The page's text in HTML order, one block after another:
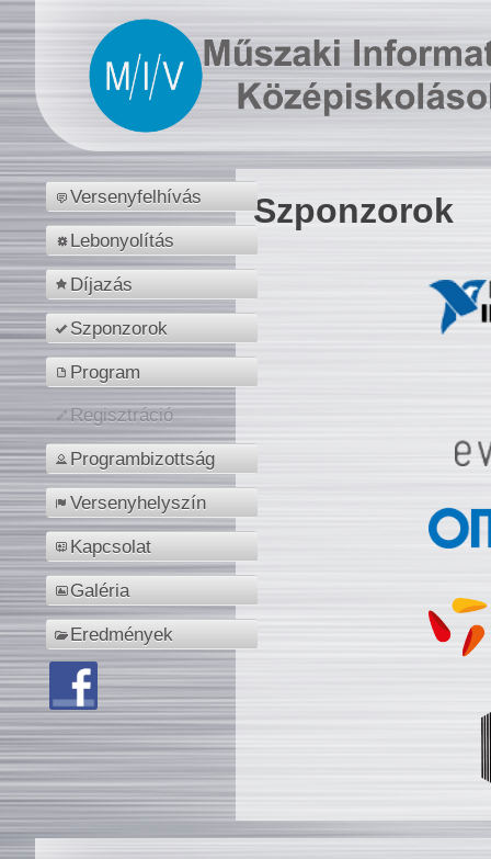
Versenyfelhívás
Lebonyolítás
Díjazás
Szponzorok
Program
Regisztráció
Programbizottság
Versenyhelyszín
Kapcsolat
Galéria
Eredmények
Szponzorok